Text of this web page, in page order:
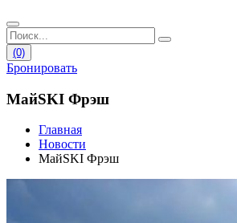
(0)
Бронировать
МайSKI Фрэш
Главная
Новости
МайSKI Фрэш